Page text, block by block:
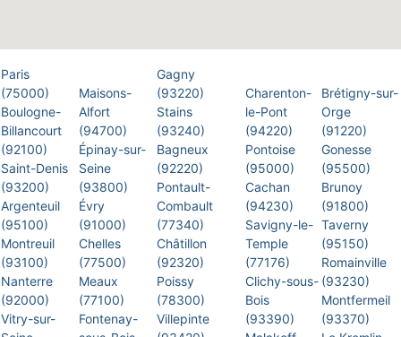
Paris
(75000)
Boulogne-
Billancourt
(92100)
Saint-Denis
(93200)
Argenteuil
(95100)
Montreuil
(93100)
Nanterre
(92000)
Vitry-sur-
Maisons-
Alfort
(94700)
Épinay-sur-
Seine
(93800)
Évry
(91000)
Chelles
(77500)
Meaux
(77100)
Fontenay-
Gagny
(93220)
Stains
(93240)
Bagneux
(92220)
Pontault-
Combault
(77340)
Châtillon
(92320)
Poissy
(78300)
Villepinte
Charenton-
le-Pont
(94220)
Pontoise
(95000)
Cachan
(94230)
Savigny-le-
Temple
(77176)
Clichy-sous-
Bois
(93390)
Brétigny-sur-
Orge
(91220)
Gonesse
(95500)
Brunoy
(91800)
Taverny
(95150)
Romainville
(93230)
Montfermeil
(93370)